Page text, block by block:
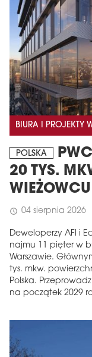
BIURA I PROJEKTY
POLSKA
20 TYS.
schedule 04 sierpnia 2026
Deweloperzy AFI i
najmu 11 pięter w
Warszawie.
tys. mkw.
Polska.
na początek 2029